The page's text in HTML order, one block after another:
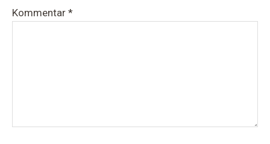
Kommentar *